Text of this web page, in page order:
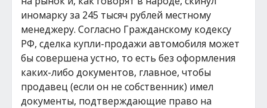
иномарку за 245 тысяч рублей местному
менеджеру. Согласно Гражданскому кодексу
РФ, сделка купли-продажи автомобиля может
бы совершена устно, то есть без оформления
каких-либо документов, главное, чтобы
продавец (если он не собственник) имел
документы, подтверждающие право на